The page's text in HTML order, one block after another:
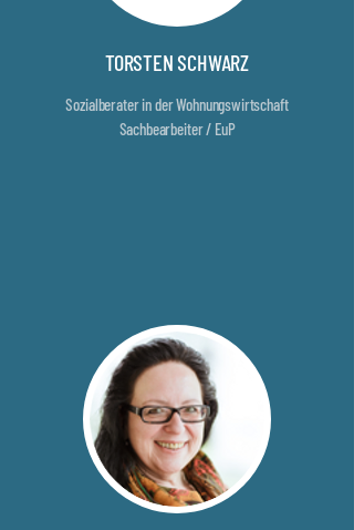
TORSTEN SCHWARZ
Sozialberater in der Wohnungswirtschaft
Sachbearbeiter / EuP